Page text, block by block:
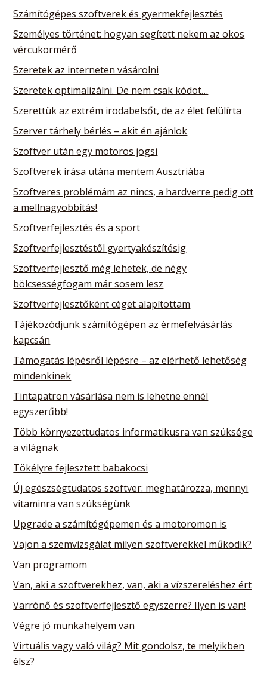
Számítógépes szoftverek és gyermekfejlesztés
Személyes történet: hogyan segített nekem az okos
vércukormérő
Szeretek az interneten vásárolni
Szeretek optimalizálni. De nem csak kódot…
Szerettük az extrém irodabelsőt, de az élet felülírta
Szerver tárhely bérlés – akit én ajánlok
Szoftver után egy motoros jogsi
Szoftverek írása utána mentem Ausztriába
Szoftveres problémám az nincs, a hardverre pedig ott
a mellnagyobbítás!
Szoftverfejlesztés és a sport
Szoftverfejlesztéstől gyertyakészítésig
Szoftverfejlesztő még lehetek, de négy
bölcsességfogam már sosem lesz
Szoftverfejlesztőként céget alapítottam
Tájékozódjunk számítógépen az érmefelvásárlás
kapcsán
Támogatás lépésről lépésre – az elérhető lehetőség
mindenkinek
Tintapatron vásárlása nem is lehetne ennél
egyszerűbb!
Több környezettudatos informatikusra van szüksége
a világnak
Tökélyre fejlesztett babakocsi
Új egészségtudatos szoftver: meghatározza, mennyi
vitaminra van szükségünk
Upgrade a számítógépemen és a motoromon is
Vajon a szemvizsgálat milyen szoftverekkel működik?
Van programom
Van, aki a szoftverekhez, van, aki a vízszereléshez ért
Varrónő és szoftverfejlesztő egyszerre? Ilyen is van!
Végre jó munkahelyem van
Virtuális vagy való világ? Mit gondolsz, te melyikben
élsz?